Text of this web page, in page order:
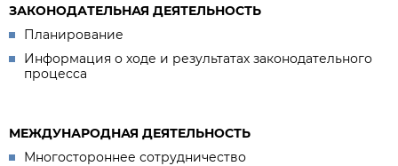
ЗАКОНОДАТЕЛЬНАЯ ДЕЯТЕЛЬНОСТЬ
Планирование
Информация о ходе и результатах законодательного
процесса
МЕЖДУНАРОДНАЯ ДЕЯТЕЛЬНОСТЬ
Многостороннее сотрудничество